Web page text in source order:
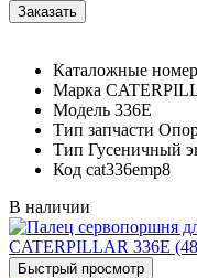
Каталожные
Марка
Модель 336E
Тип запчасти
Тип Гусеничный
Код cat336emp8
В наличии